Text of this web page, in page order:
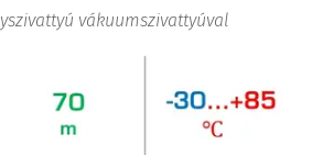
vákuumszivattyúval